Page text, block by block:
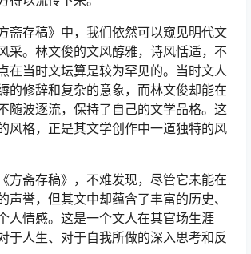
斋存稿》中，我们依然可以窥见明代文
采。林文俊的文风醇雅，诗风恬适，不
在当时文坛算是较为罕见的。当时文人
的修辞和复杂的意象，而林文俊却能在
随波逐流，保持了自己的文学品格。这
风格，正是其文学创作中一道独特的风
方斋存稿》，不难发现，尽管它未能在
声誉，但其文中却蕴含了丰富的历史、
人情感。这是一个文人在其官场生涯
于人生、对于自我所做的深入思考和反